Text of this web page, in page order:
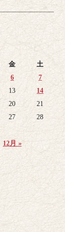
金 土
12月 »
6
7
13
14
20
21
27
28